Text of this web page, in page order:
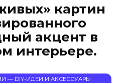
картин
акцент в
интерьере.
— DIY-ИДЕИ И АКСЕССУАРЫ